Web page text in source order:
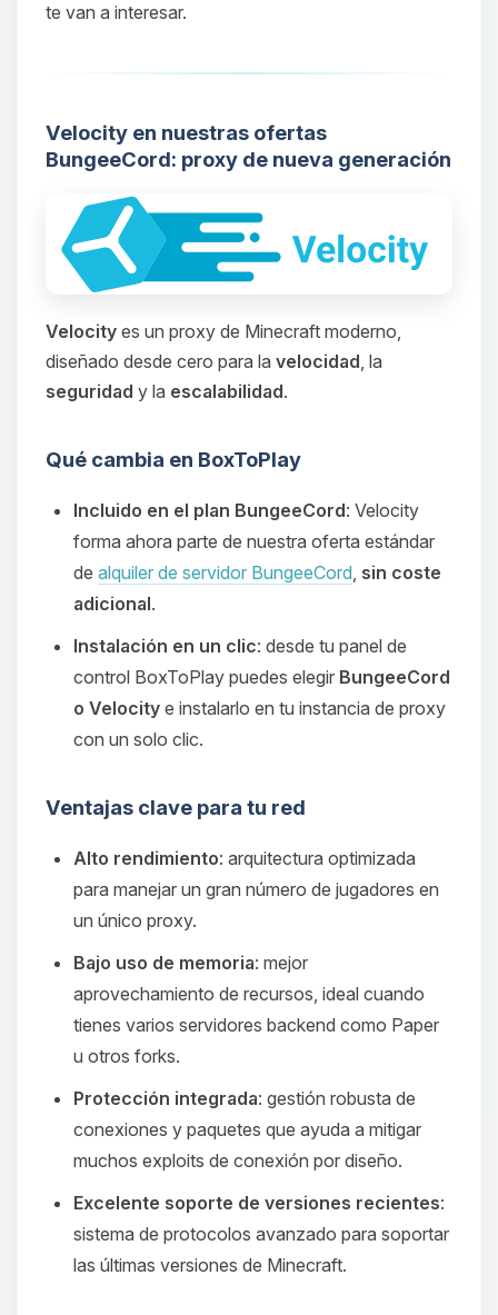
te van a interesar.
Velocity en nuestras ofertas
BungeeCord: proxy de nueva generación
Velocity es un proxy de Minecraft moderno,
diseñado desde cero para la velocidad, la
seguridad y la escalabilidad.
Qué cambia en BoxToPlay
Incluido en el plan BungeeCord: Velocity
forma ahora parte de nuestra oferta estándar
de alquiler de servidor BungeeCord, sin coste
adicional.
Instalación en un clic: desde tu panel de
control BoxToPlay puedes elegir BungeeCord
o Velocity e instalarlo en tu instancia de proxy
con un solo clic.
Ventajas clave para tu red
Alto rendimiento: arquitectura optimizada
para manejar un gran número de jugadores en
un único proxy.
Bajo uso de memoria: mejor
aprovechamiento de recursos, ideal cuando
tienes varios servidores backend como Paper
u otros forks.
Protección integrada: gestión robusta de
conexiones y paquetes que ayuda a mitigar
muchos exploits de conexión por diseño.
Excelente soporte de versiones recientes:
sistema de protocolos avanzado para soportar
las últimas versiones de Minecraft.